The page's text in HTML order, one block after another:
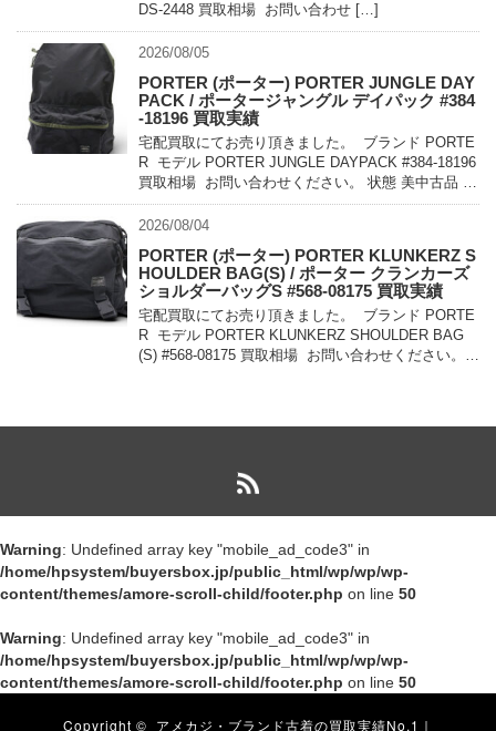
DS-2448 買取相場 お問い合わせ […]
2026/08/05
PORTER (ポーター) PORTER JUNGLE DAY
PACK / ポータージャングル デイパック #384
-18196 買取実績
宅配買取にてお売り頂きました。 ブランド PORTE
R モデル PORTER JUNGLE DAYPACK #384-18196
買取相場 お問い合わせください。 状態 美中古品 軽
量でコンパクトに持ち運べるパッカ […]
2026/08/04
PORTER (ポーター) PORTER KLUNKERZ S
HOULDER BAG(S) / ポーター クランカーズ
ショルダーバッグS #568-08175 買取実績
宅配買取にてお売り頂きました。 ブランド PORTE
R モデル PORTER KLUNKERZ SHOULDER BAG
(S) #568-08175 買取相場 お問い合わせください。
Warning: Undefined array key "mobile_ad_code3" in
/home/hpsystem/buyersbox.jp/public_html/wp/wp/wp-
content/themes/amore-scroll-child/footer.php on line 50
Warning: Undefined array key "mobile_ad_code3" in
/home/hpsystem/buyersbox.jp/public_html/wp/wp/wp-
content/themes/amore-scroll-child/footer.php on line 50
Copyright © アメカジ・ブランド古着の買取実績No.1｜